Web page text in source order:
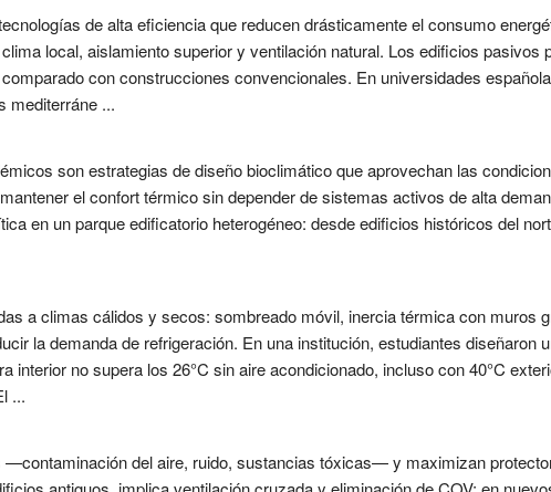
de alta eficiencia que reducen drásticamente el consumo
local, aislamiento superior y ventilación natural. Los edificios pasivos
con construcciones convencionales. En universidades
mediterráne ...
son estrategias de diseño bioclimático que aprovechan las
el confort térmico sin depender de sistemas activos de alta
en un parque edificatorio heterogéneo: desde edificios históricos del
a climas cálidos y secos: sombreado móvil, inercia térmica con muros
la demanda de refrigeración. En una institución, estudiantes diseñaron
no supera los 26°C sin aire acondicionado, incluso con 40°C
...
—contaminación del aire, ruido, sustancias tóxicas— y maximizan